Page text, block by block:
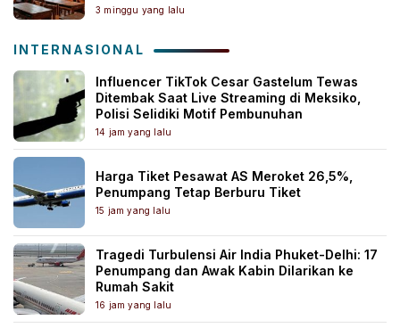
3 minggu yang lalu
INTERNASIONAL
Influencer TikTok Cesar Gastelum Tewas
Ditembak Saat Live Streaming di Meksiko,
Polisi Selidiki Motif Pembunuhan
14 jam yang lalu
Harga Tiket Pesawat AS Meroket 26,5%,
Penumpang Tetap Berburu Tiket
15 jam yang lalu
Tragedi Turbulensi Air India Phuket-Delhi: 17
Penumpang dan Awak Kabin Dilarikan ke
Rumah Sakit
16 jam yang lalu